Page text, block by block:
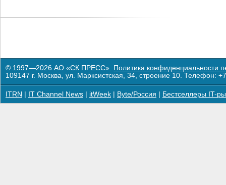
© 1997—2026 АО «СК ПРЕСС». Политика конфиденциальности
109147 г. Москва, ул. Марксистская, 34, строение 10. Телефон:
ITRN IT Channel News itWeek Byte/Россия Бестселлеры IT-